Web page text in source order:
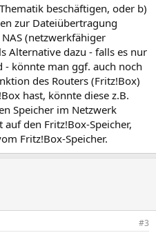
beschäftigen, oder b)
zur Dateiübertragung
(netzwerkfähiger
Alternative dazu - falls es nur
- könnte man ggf. auch noch
des Routers (Fritz!Box)
hast, könnte diese z.B.
Speicher im Netzwerk
den Fritz!Box-Speicher,
Fritz!Box-Speicher.
#3